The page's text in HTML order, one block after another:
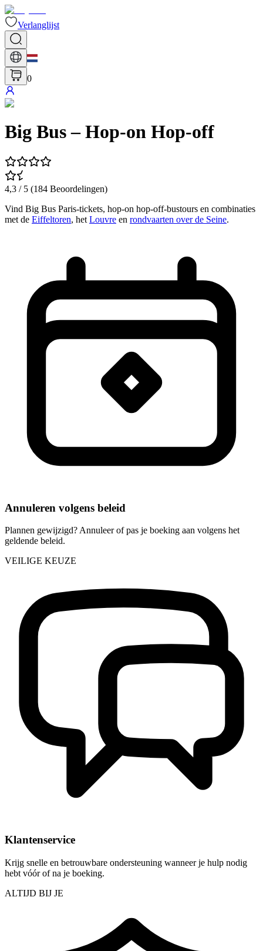
Verlanglijst
0
Big Bus – Hop-on Hop-off
4,3 / 5 (184 Beoordelingen)
Vind Big Bus Paris-tickets, hop-on hop-off-bustours en combinaties
met de Eiffeltoren, het Louvre en rondvaarten over de Seine.
Annuleren volgens beleid
Plannen gewijzigd? Annuleer of pas je boeking aan volgens het
geldende beleid.
VEILIGE KEUZE
Klantenservice
Krijg snelle en betrouwbare ondersteuning wanneer je hulp nodig
hebt vóór of na je boeking.
ALTIJD BIJ JE